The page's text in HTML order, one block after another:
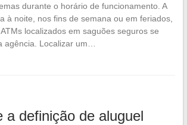
durante o horário de funcionamento. A
à noite, nos fins de semana ou em feriados,
localizados em saguões seguros se
agência. Localizar um…
a definição de aluguel